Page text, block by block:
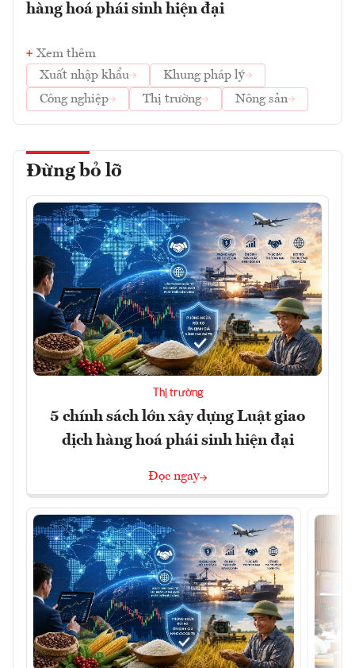
hàng hoá phái sinh hiện đại
Xem thêm
Xuất nhập khẩu
Khung pháp lý
Công nghiệp
Thị trường Nông sản
Đừng bỏ lỡ
Thị trường
5 chính sách lớn xây dựng Luật giao
dịch hàng hoá phái sinh hiện đại
Đọc ngay